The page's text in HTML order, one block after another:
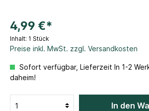
4,99 €*
Inhalt: 1 Stück
Preise inkl. MwSt. zzgl. Versandkosten
Sofort verfügbar, Lieferzeit In 1-2
daheim!
In den